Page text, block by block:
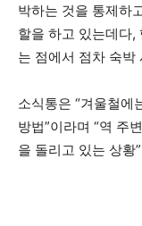
박하는 것을 통제하
할을 하고 있는데다,
는 점에서 점차 숙
소식통은 “겨울철에
방법”이라며 “역 주
을 돌리고 있는 상황